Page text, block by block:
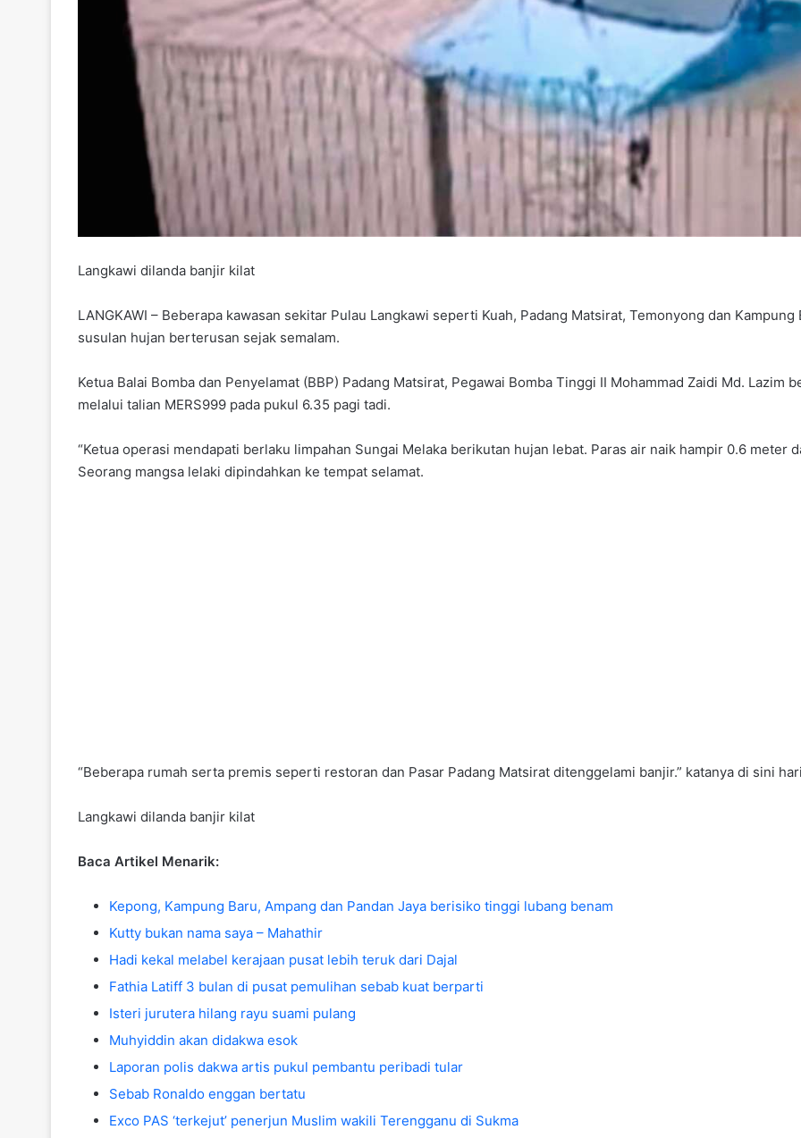
Langkawi dilanda banjir kilat
LANGKAWI – Beberapa kawasan sekitar Pulau Langkawi seperti Kuah, Padang Matsirat, Temonyong dan
susulan hujan berterusan sejak semalam.
Ketua Balai Bomba dan Penyelamat (BBP) Padang Matsirat, Pegawai Bomba Tinggi II Mohammad Zaidi Md. Lazim
melalui talian MERS999 pada pukul 6.35 pagi tadi.
“Ketua operasi mendapati berlaku limpahan Sungai Melaka berikutan hujan lebat. Paras air naik hampir 0.6 meter
Seorang mangsa lelaki dipindahkan ke tempat selamat.
“Beberapa rumah serta premis seperti restoran dan Pasar Padang Matsirat ditenggelami banjir.” katanya di sini
Langkawi dilanda banjir kilat
Baca Artikel Menarik:
Kepong, Kampung Baru, Ampang dan Pandan Jaya berisiko tinggi lubang benam
Kutty bukan nama saya – Mahathir
Hadi kekal melabel kerajaan pusat lebih teruk dari Dajal
Fathia Latiff 3 bulan di pusat pemulihan sebab kuat berparti
Isteri jurutera hilang rayu suami pulang
Muhyiddin akan didakwa esok
Laporan polis dakwa artis pukul pembantu peribadi tular
Sebab Ronaldo enggan bertatu
Exco PAS ‘terkejut’ penerjun Muslim wakili Terengganu di Sukma